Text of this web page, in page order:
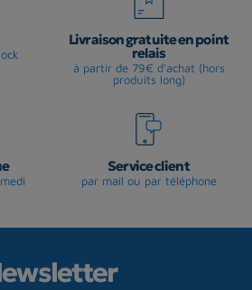
Livraison gratuite en point
relais
à partir de 79€ d'achat (hors
produits long)
Service client
par mail ou par téléphone